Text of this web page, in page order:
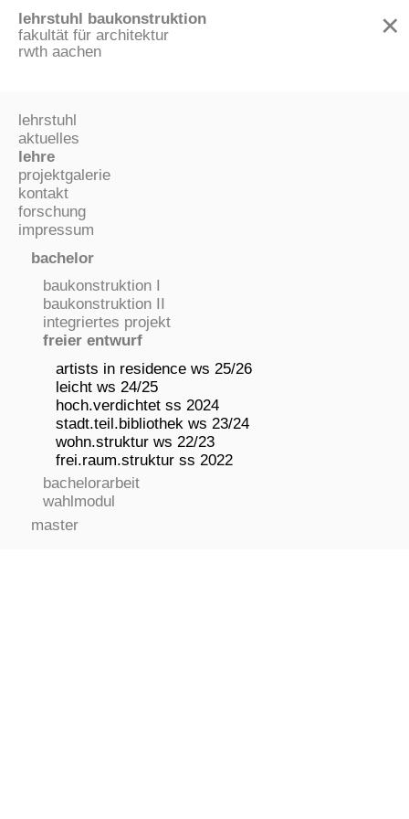
lehrstuhl baukonstruktion
fakultät für architektur
rwth aachen
lehrstuhl
aktuelles
lehre
projektgalerie
kontakt
forschung
impressum
bachelor
baukonstruktion I
baukonstruktion II
integriertes projekt
freier entwurf
artists in residence ws 25/26
leicht ws 24/25
hoch.verdichtet ss 2024
stadt.teil.bibliothek ws 23/24
wohn.struktur ws 22/23
frei.raum.struktur ss 2022
bachelorarbeit
wahlmodul
master
✕